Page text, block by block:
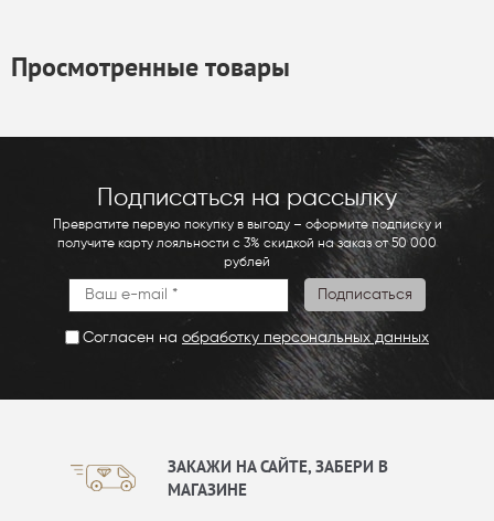
Просмотренные товары
Подписаться на рассылку
Превратите первую покупку в выгоду – оформите подписку и
получите карту лояльности с 3% скидкой на заказ от 50 000
рублей
Согласен на обработку персональных данных
ЗАКАЖИ НА САЙТЕ, ЗАБЕРИ В
МАГАЗИНЕ